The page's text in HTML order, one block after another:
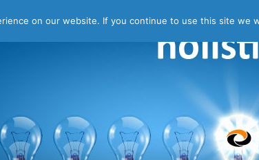
on our website. If you continue to use this site we